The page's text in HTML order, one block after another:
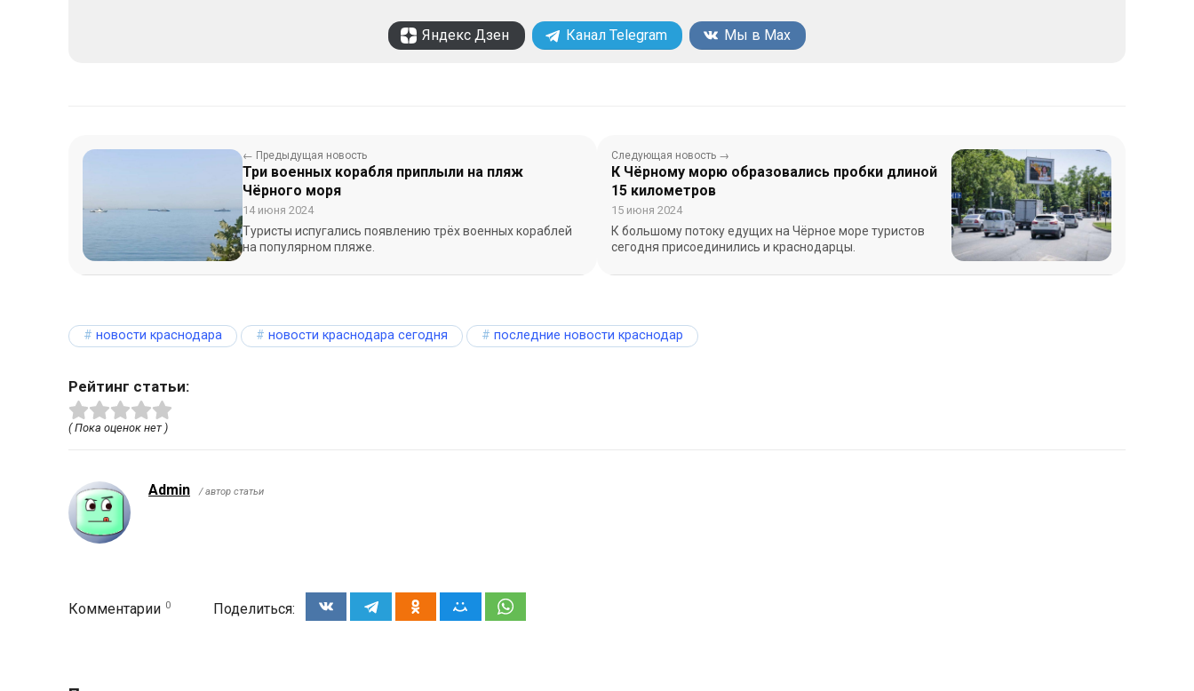
Яндекс Дзен Канал Telegram Мы в Max
← Предыдущая новость
Три военных корабля приплыли на пляж
Чёрного моря
14 июня 2024
Туристы испугались появлению трёх военных кораблей
на популярном пляже.
Следующая новость →
К Чёрному морю образовались пробки длиной
15 километров
15 июня 2024
К большому потоку едущих на Чёрное море туристов
сегодня присоединились и краснодарцы.
новости краснодара новости краснодара сегодня последние новости краснодар
Рейтинг статьи:
( Пока оценок нет )
Admin / автор статьи
Комментарии 0 Поделиться: